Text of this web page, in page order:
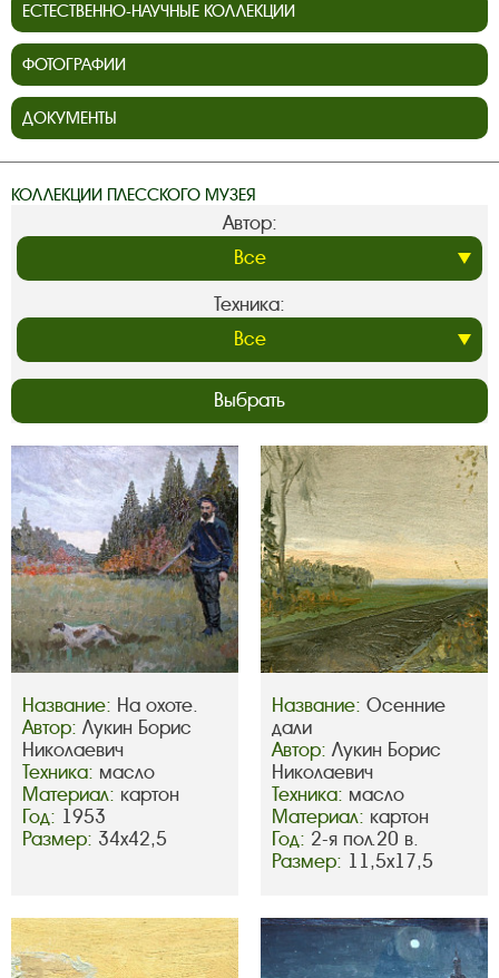
ЕСТЕСТВЕННО-НАУЧНЫЕ КОЛЛЕКЦИИ
ФОТОГРАФИИ
ДОКУМЕНТЫ
КОЛЛЕКЦИИ ПЛЕССКОГО МУЗЕЯ
Автор:
Техника:
Выбрать
Название: На охоте.
Автор: Лукин Борис
Николаевич
Техника: масло
Материал: картон
Год: 1953
Размер: 34х42,5
Название: Осенние
дали
Автор: Лукин Борис
Николаевич
Техника: масло
Материал: картон
Год: 2-я пол.20 в.
Размер: 11,5х17,5